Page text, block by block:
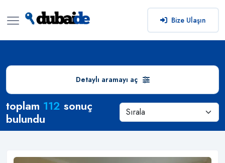
Bize Ulaşın
Arama SonuçlarıDetaylı aramayı aç
toplam 112 sonuç
bulundu